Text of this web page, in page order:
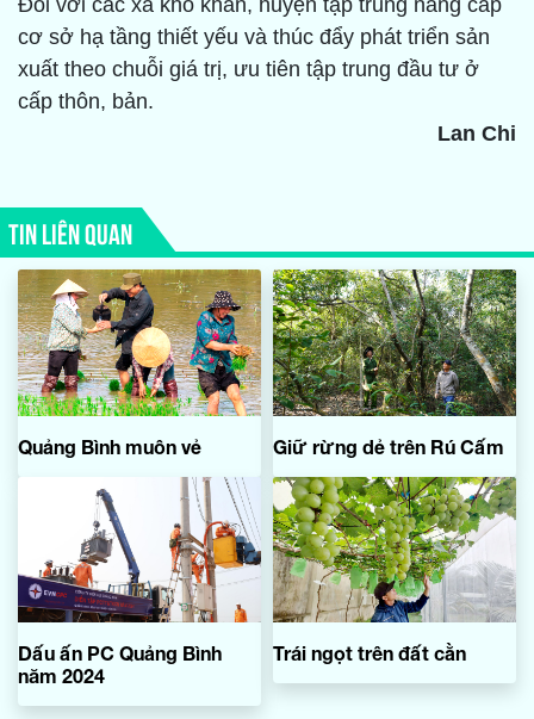
Đối với các xã khó khăn, huyện tập trung nâng cấp
cơ sở hạ tầng thiết yếu và thúc đẩy phát triển sản
xuất theo chuỗi giá trị, ưu tiên tập trung đầu tư ở
cấp thôn, bản.
Lan Chi
TIN LIÊN QUAN
Quảng Bình muôn vẻ Giữ rừng dẻ trên Rú Cấm
Dấu ấn PC Quảng Bình
năm 2024
Trái ngọt trên đất cằn